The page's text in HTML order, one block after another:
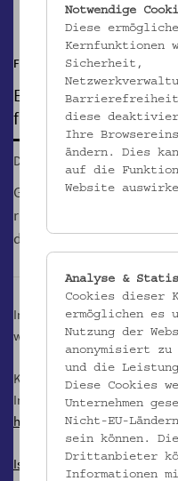
Pause
Führung mit gemeinsamem
EINE KULINARISCHE
für die ganze Familie
Di, 03.01.2017, 14:30
Geheimnisvolle
rund um die Perchtenzeit
durch die Ausstellungen
Im Anschluss bereiten wir
wärmende winterliche Speise
Kosten: erm. € 4,- pro Person
Im Rahmen des wienXtra-
http://www.wienxtra.at/
Isabella Farkasch
Notwendige
Diese
Kernfunktionen
Sicherheit,
diese
Ihre
ändern. Dies
auf die
Website
Analyse &
Cookies dieser
ermöglichen es
Nutzung der
anonymisiert zu
und die Leistung
Diese Cookies
Unternehmen
Nicht-EU-
sein können.
Drittanbieter
Informationen